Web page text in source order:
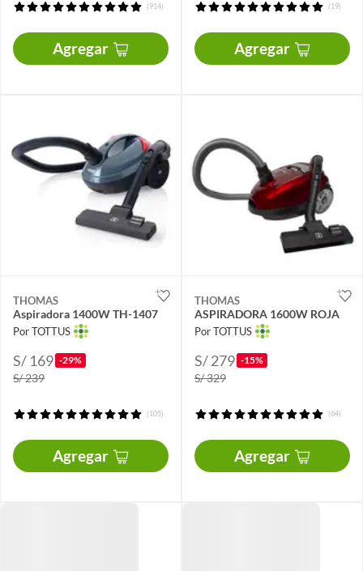
(914)
Agregar
(19)
Agregar
THOMAS
Aspiradora 1400W TH-1407
Por TOTTUS
S/ 169 -29%
S/ 239
(105)
Agregar
THOMAS
ASPIRADORA 1600W ROJA
Por TOTTUS
S/ 279 -15%
S/ 329
(64)
Agregar